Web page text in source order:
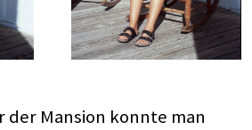
der Mansion konnte man